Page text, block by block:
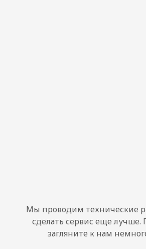
Мы проводим технические
сделать сервис еще лучше.
загляните к нам